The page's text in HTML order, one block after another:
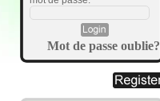
Mot de passe oublie?